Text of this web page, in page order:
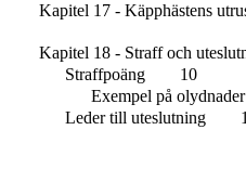
Kapitel 17 - Käpphästens
Kapitel 18 - Straff och
Straffpoäng 10
Exempel på
Leder till uteslutning